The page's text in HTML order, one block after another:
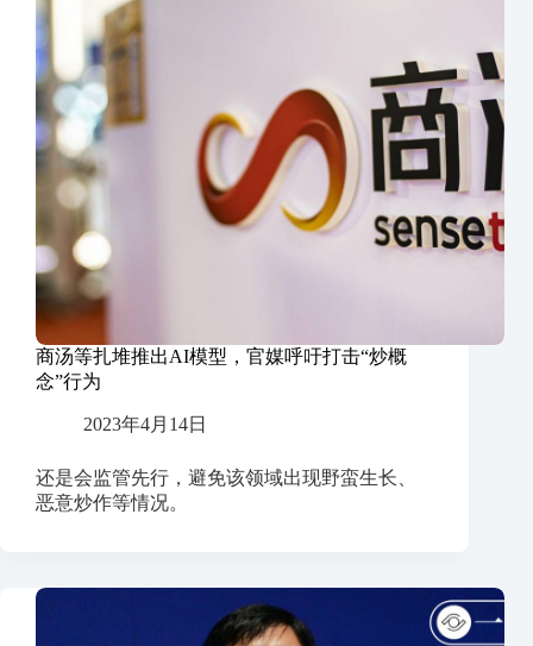
商汤等扎堆推出AI模型，官媒呼吁打击“炒概
念”行为
2023年4月14日
还是会监管先行，避免该领域出现野蛮生长、
恶意炒作等情况。